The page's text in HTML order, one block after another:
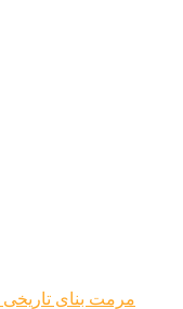
مرمت بنای تاریخی